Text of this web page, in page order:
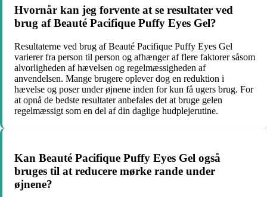
Hvornår kan jeg forvente at se resultater ved
brug af Beauté Pacifique Puffy Eyes Gel?
Resultaterne ved brug af Beauté Pacifique Puffy Eyes Gel
varierer fra person til person og afhænger af flere faktorer såsom
alvorligheden af hævelsen og regelmæssigheden af
anvendelsen. Mange brugere oplever dog en reduktion i
hævelse og poser under øjnene inden for kun få ugers brug. For
at opnå de bedste resultater anbefales det at bruge gelen
regelmæssigt som en del af din daglige hudplejerutine.
Kan Beauté Pacifique Puffy Eyes Gel også
bruges til at reducere mørke rande under
øjnene?